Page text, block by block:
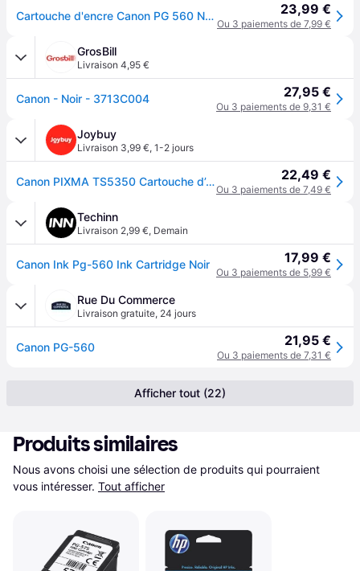
Cartouche d'encre Canon PG 560 Noir 23,99 €
Ou 3 paiements de 7,99 €
GrosBill
Livraison 4,95 €
Canon - Noir - 3713C004 27,95 €
Ou 3 paiements de 9,31 €
Joybuy
Livraison 3,99 €, 1-2 jours
Canon PIXMA TS5350 Cartouche d’encre noire 22,49 €
Ou 3 paiements de 7,49 €
Techinn
Livraison 2,99 €, Demain
Canon Ink Pg-560 Ink Cartridge Noir 17,99 €
Ou 3 paiements de 5,99 €
Rue Du Commerce
Livraison gratuite, 24 jours
Canon PG-560 21,95 €
Ou 3 paiements de 7,31 €
Afficher tout (22)
Produits similaires
Nous avons choisi une sélection de produits qui pourraient
vous intéresser. Tout afficher